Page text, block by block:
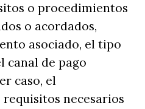
o procedimientos
o acordados,
asociado, el tipo
canal de pago
caso, el
necesarios